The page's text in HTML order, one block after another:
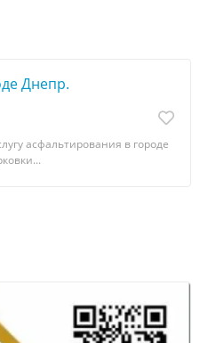
Днепр.
асфальтирования в городе